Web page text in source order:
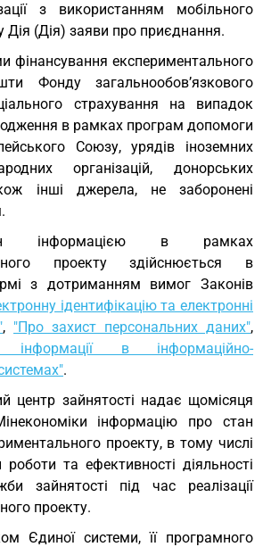
з використанням мобільного
Дія (Дія) заяви про приєднання.
фінансування експериментального
Фонду загальнообов’язкового
страхування на випадок
в рамках програм допомоги
Союзу, урядів іноземних
організацій, донорських
інші джерела, не заборонені
інформацією в рамках
проекту здійснюється в
з дотриманням вимог Законів
ідентифікацію та електронні
, "Про захист персональних даних",
в інформаційно-
.
центр зайнятості надає щомісяця
інформацію про стан
проекту, в тому числі
та ефективності діяльності
зайнятості під час реалізації
проекту.
Єдиної системи, її програмного